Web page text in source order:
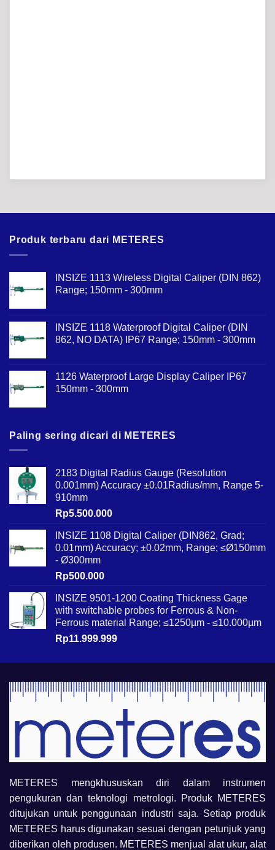
Produk terbaru dari METERES
INSIZE 1113 Wireless Digital Caliper (DIN 862)
Range; 150mm - 300mm
INSIZE 1118 Waterproof Digital Caliper (DIN
862, NO DATA) IP67 Range; 150mm - 300mm
1126 Waterproof Large Display Caliper IP67
150mm - 300mm
Paling sering dicari di METERES
2183 Digital Radius Gauge (Resolution
0.001mm) Accuracy ±0.01Radius/mm, Range 5-
910mm
Rp5.500.000
INSIZE 1108 Digital Caliper (DIN862, Grad;
0.01mm) Accuracy; ±0.02mm, Range; ≤Ø150mm
- Ø300mm
Rp500.000
INSIZE 9501-1200 Coating Thickness Gage
with switchable probes for Ferrous & Non-
Ferrous material Range; ≤1250µm - ≤10.000µm
Rp11.999.999
METERES mengkhususkan diri dalam instrumen
pengukuran dan teknologi metrologi. Produk METERES
ditujukan untuk penggunaan industri saja. Setiap produk
METERES harus digunakan sesuai dengan petunjuk yang
diberikan oleh produsen. METERES menjual alat ukur, alat